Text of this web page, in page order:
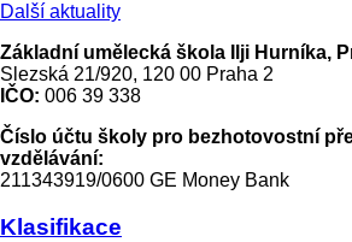
Další aktuality
Základní umělecká škola Ilji Hurníka,
Slezská 21/920, 120 00 Praha 2
IČO: 006 39 338
Číslo účtu školy pro bezhotovostní
vzdělávání:
211343919/0600 GE Money Bank
Klasifikace